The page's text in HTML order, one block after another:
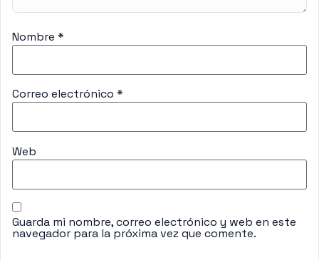
Nombre *
Correo electrónico *
Web
Guarda mi nombre, correo electrónico y web en este
navegador para la próxima vez que comente.